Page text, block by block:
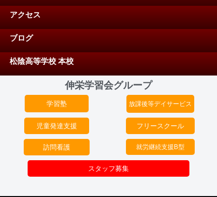
アクセス
ブログ
松陰高等学校 本校
伸栄学習会グループ
学習塾 放課後等デイサービス
児童発達支援 フリースクール
訪問看護 就労継続支援B型
スタッフ募集